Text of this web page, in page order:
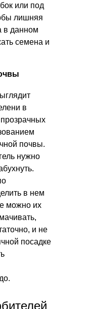
или под
лишняя
в данном
семена и
в
почвы.
нужно
в нем
можно их
и не
посадке